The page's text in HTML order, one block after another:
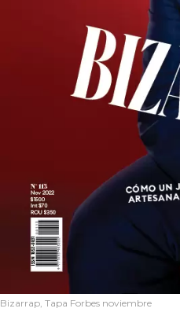
Bizarrap, Tapa Forbes noviembre